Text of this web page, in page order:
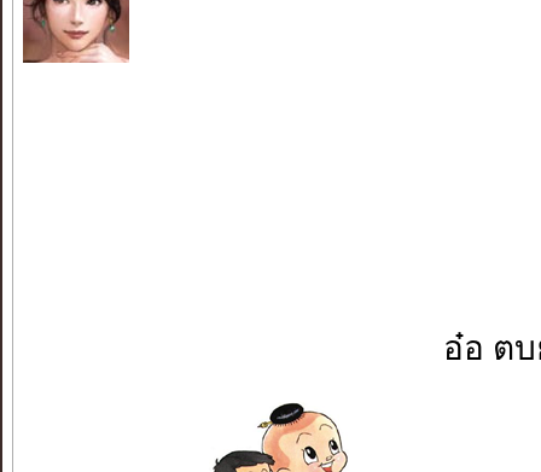
อ๋อ ตบ